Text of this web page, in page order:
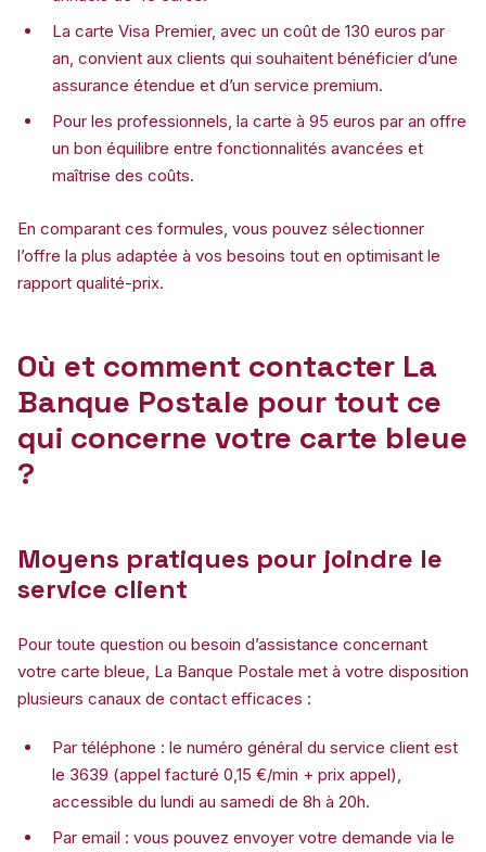
La carte Visa Premier, avec un coût de 130 euros par
an, convient aux clients qui souhaitent bénéficier d’une
assurance étendue et d’un service premium.
Pour les professionnels, la carte à 95 euros par an offre
un bon équilibre entre fonctionnalités avancées et
maîtrise des coûts.
En comparant ces formules, vous pouvez sélectionner
l’offre la plus adaptée à vos besoins tout en optimisant le
rapport qualité-prix.
Où et comment contacter La
Banque Postale pour tout ce
qui concerne votre carte bleue
?
Moyens pratiques pour joindre le
service client
Pour toute question ou besoin d’assistance concernant
votre carte bleue, La Banque Postale met à votre disposition
plusieurs canaux de contact efficaces :
Par téléphone : le numéro général du service client est
le 3639 (appel facturé 0,15 €/min + prix appel),
accessible du lundi au samedi de 8h à 20h.
Par email : vous pouvez envoyer votre demande via le